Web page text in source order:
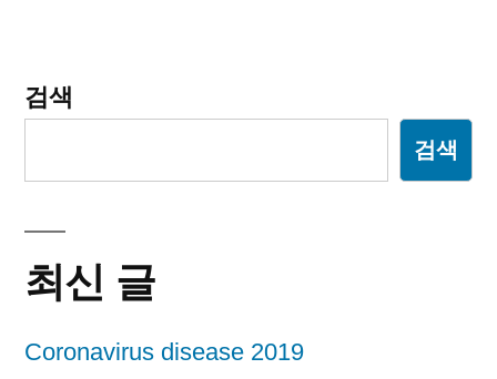
검색
검색
최신 글
Coronavirus disease 2019